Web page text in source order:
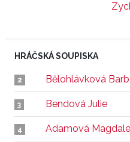
HRÁČSKÁ SOUPISKA
2 Bělohlávková
3 Bendová Julie
4 Adamová